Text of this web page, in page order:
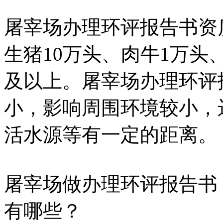
屠宰场办理环评报告书
生猪10万头、肉牛1万头
及以上。屠宰场办理环
小，影响周围环境较小
活水源等有一定的距离。
屠宰场做办理环评报告
有哪些？